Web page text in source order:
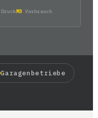
DruckM3 Verbrauch
Garagenbetriebe